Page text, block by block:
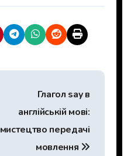
Глагол say в
англійській мові:
мистецтво передачі
мовлення